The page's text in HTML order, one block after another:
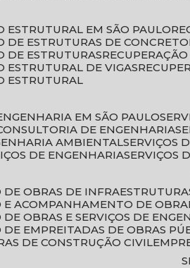
ESTRUTURAL EM SÃO PAULO
DE ESTRUTURAS DE CONCRETO
DE ESTRUTURAS
ESTRUTURAL DE VIGAS
ESTRUTURAL
EM SÃO PAULO
DE ENGENHARIA
AMBIENTAL SERVIÇOS
DE ENGENHARIA SERVIÇOS
DE OBRAS DE INFRAESTRUTURA
E ACOMPANHAMENTO DE OBRA
DE OBRAS E SERVIÇOS DE
DE EMPREITADAS DE OBRAS
DE CONSTRUÇÃO CIVIL